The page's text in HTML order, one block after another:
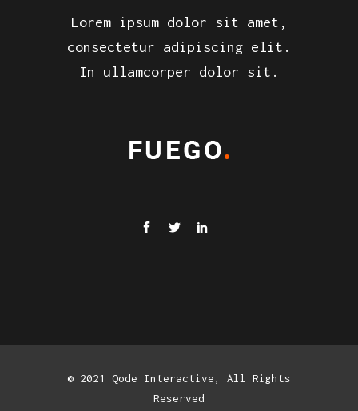
Lorem ipsum dolor sit amet,
consectetur adipiscing elit.
In ullamcorper dolor sit.
© 2021 Qode Interactive, All Rights
Reserved